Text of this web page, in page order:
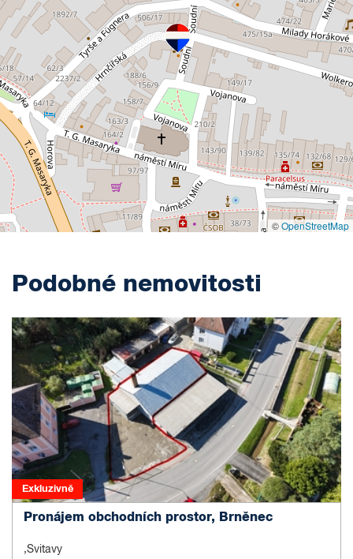
©OpenStreetMap
Podobné nemovitosti
Exkluzivně
Pronájem obchodních prostor, Brněnec
,Svitavy